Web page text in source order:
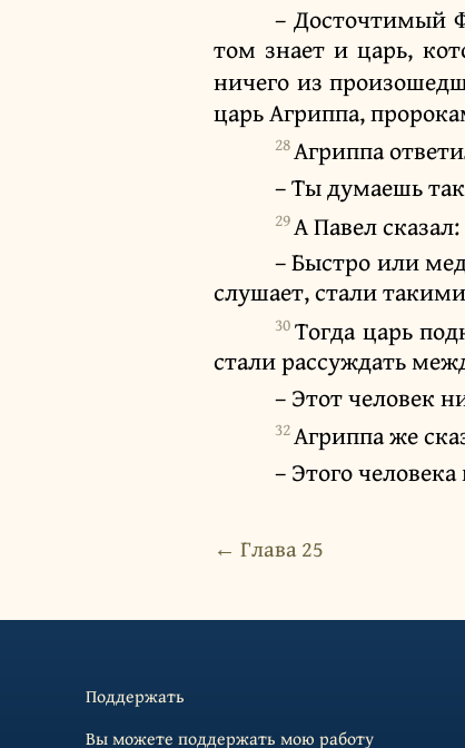
– Досточтимый
том знает и царь,
ничего из
царь Агриппа,
28Агриппа
– Ты думаешь
29А Павел сказал:
– Быстро или
слушает, стали
30Тогда царь
стали рассуждать
– Этот человек
32Агриппа же
– Этого
← Глава 25
Поддержать
Вы можете поддержать мою работу